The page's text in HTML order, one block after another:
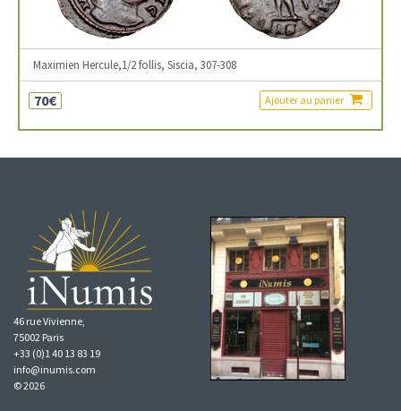
Maximien Hercule,1/2 follis, Siscia, 307-308
70€ Ajouter au panier
46 rue Vivienne,
75002 Paris
+33 (0)1 40 13 83 19
info@inumis.com
© 2026